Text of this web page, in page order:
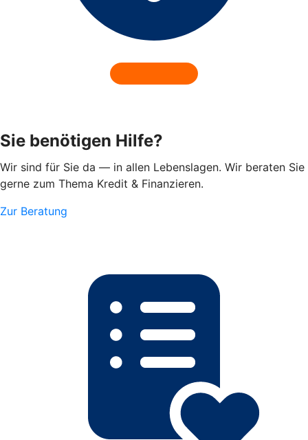
Sie benötigen Hilfe?
Wir sind für Sie da — in allen Lebenslagen. Wir beraten Sie
gerne zum Thema Kredit & Finanzieren.
Zur Beratung